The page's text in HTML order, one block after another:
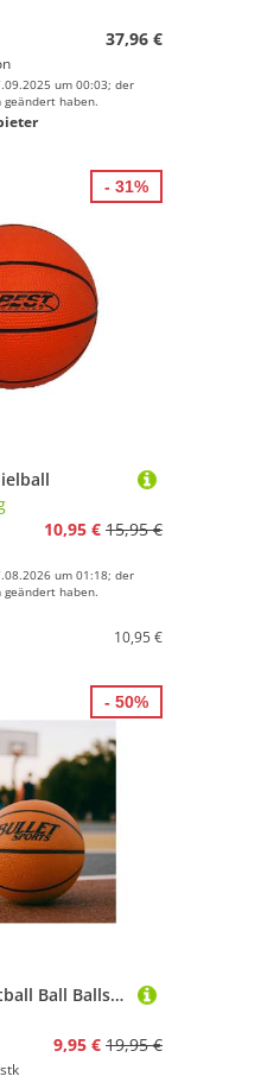
37,96 €
um 00:03; der
geändert haben.
10,95 € 15,95 €
um 01:18; der
geändert haben.
10,95 €
- 31%
Koopman Basketball Ball Ballsport Trainingsball Spielball Orange Größe 7 (Stück, 1-St., Packung), NIcht aufgepumpt, Klassisch, Size 7, Training
9,95 € 19,95 €
- 50%